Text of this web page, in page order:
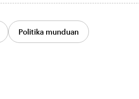
Politika munduan